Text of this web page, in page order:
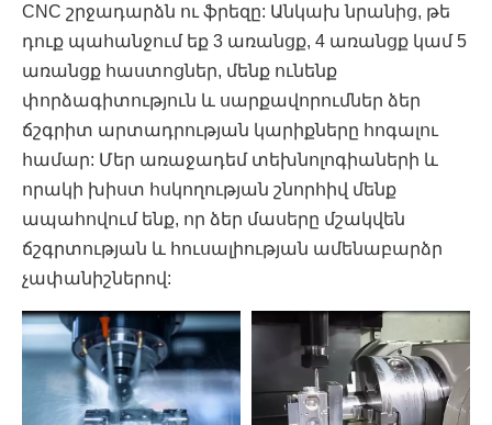
CNC շրջադարձն ու ֆրեզը: Անկախ նրանից, թե
դուք պահանջում եք 3 առանցք, 4 առանցք կամ 5
առանցք հաստոցներ, մենք ունենք
փորձագիտություն և սարքավորումներ ձեր
ճշգրիտ արտադրության կարիքները հոգալու
համար: Մեր առաջադեմ տեխնոլոգիաների և
որակի խիստ հսկողության շնորհիվ մենք
ապահովում ենք, որ ձեր մասերը մշակվեն
ճշգրտության և հուսալիության ամենաբարձր
չափանիշներով: